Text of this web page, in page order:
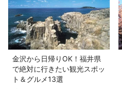
金沢から日帰りOK！福井県
で絶対に行きたい観光スポッ
ト＆グルメ13選